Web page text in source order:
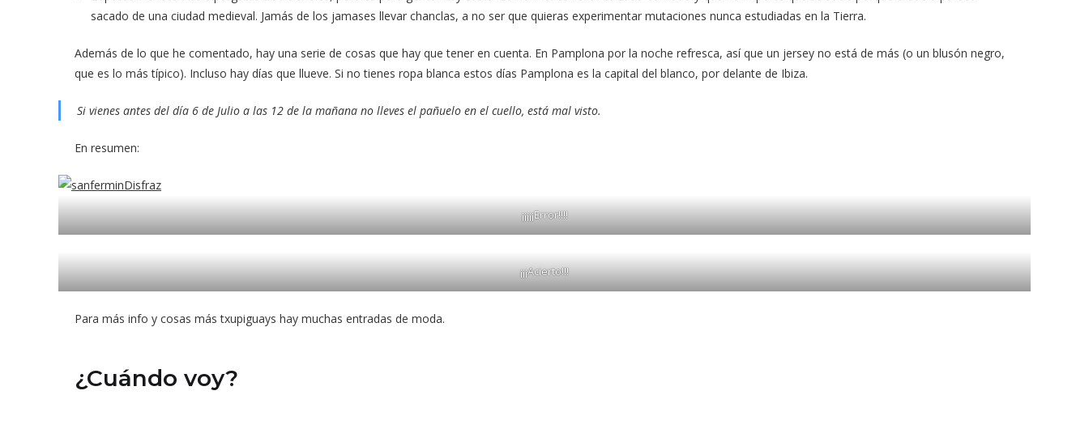
sacado de una ciudad medieval. Jamás de los jamases llevar chanclas, a no ser que quieras experimentar mutaciones nunca estudiadas en la Tierra.
Además de lo que he comentado, hay una serie de cosas que hay que tener en cuenta. En Pamplona por la noche refresca, así que un jersey no está de más (o un blusón negro,
que es lo más típico). Incluso hay días que llueve. Si no tienes ropa blanca estos días Pamplona es la capital del blanco, por delante de Ibiza.
Si vienes antes del día 6 de Julio a las 12 de la mañana no lleves el pañuelo en el cuello, está mal visto.
En resumen:
¡¡¡¡¡Error!!!!
¡¡¡Acierto!!!
Para más info y cosas más txupiguays hay muchas entradas de moda.
¿Cuándo voy?